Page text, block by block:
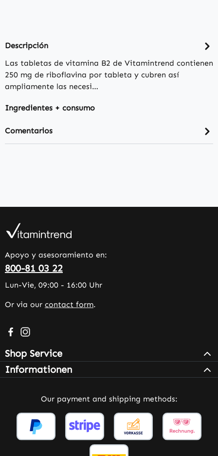
Descripción
Las tabletas de vitamina B2 de Vitamintrend contienen
250 mg de riboflavina por tableta y cubren así
ampliamente las necesi…
Ingredientes + consumo
Comentarios
Apoyo y asesoramiento en:
800-81 03 22
Lun-Vie, 09:00 - 16:00 Uhr
Or via our contact form.
Visit us on Facebook – opens in a new browser tab
Check us out on Instagram – opens in a new
Shop Service
Informationen
Our payment and shipping methods: